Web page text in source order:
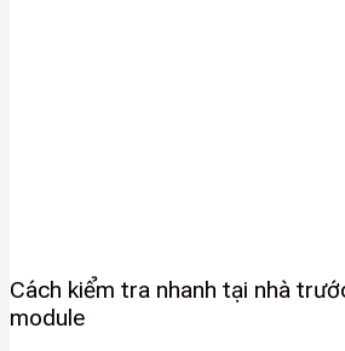
Cách kiểm tra nhanh tại nhà
module